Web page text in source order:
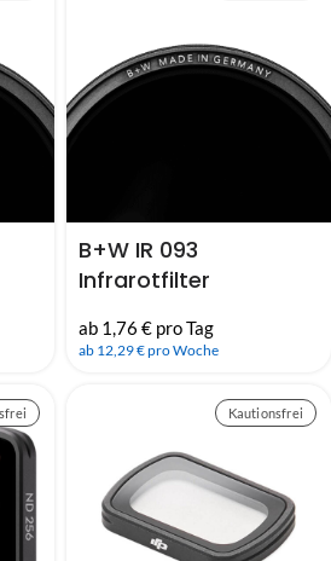
B+W IR 093
Infrarotfilter
67mm, 72mm, 77mm,
ab 1,76 € pro Tag
ab 12,29 € pro Woche
Kautionsfrei